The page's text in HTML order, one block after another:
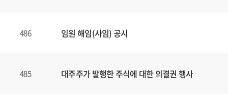
486 임원 해임(사임) 공시
485 대주주가 발행한 주식에 대한 의결권 행사